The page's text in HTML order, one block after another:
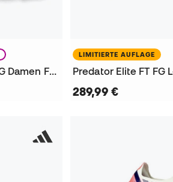
F50 Sparkfusion Elite FG/AG Damen Fußballschuhe
LIMITIERTE AUFLAGE
289,99 €